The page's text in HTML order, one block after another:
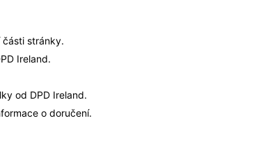
části stránky.
Ireland.
od DPD Ireland.
o doručení.